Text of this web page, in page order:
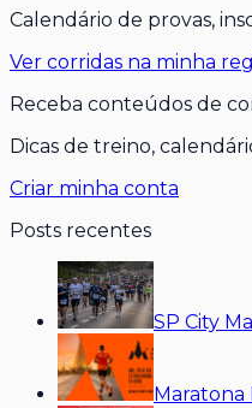
Calendário de provas,
Ver corridas na minha
Receba conteúdos de
Dicas de treino,
Criar minha conta
Posts recentes
SP City